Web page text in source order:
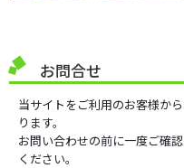
お問合せ
当サイトをご利用のお客様か
ります。
お問い合わせの前に一度ご確
ください。